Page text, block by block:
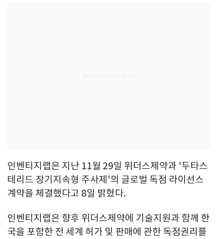
인벤티지랩은 지난 11월 29일 위더스제약과 '두타스
테리드 장기지속형 주사제'의 글로벌 독점 라이선스
계약을 체결했다고 8일 밝혔다.
인벤티지랩은 향후 위더스제약에 기술지원과 함께 한
국을 포함한 전 세계 허가 및 판매에 관한 독점권리를